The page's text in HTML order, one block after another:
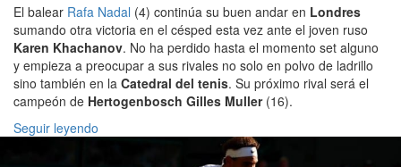
El balear Rafa Nadal (4) continúa su buen andar en Londres
sumando otra victoria en el césped esta vez ante el joven ruso
Karen Khachanov. No ha perdido hasta el momento set alguno
y empieza a preocupar a sus rivales no solo en polvo de ladrillo
sino también en la Catedral del tenis. Su próximo rival será el
campeón de Hertogenbosch Gilles Muller(16).
Seguir leyendo